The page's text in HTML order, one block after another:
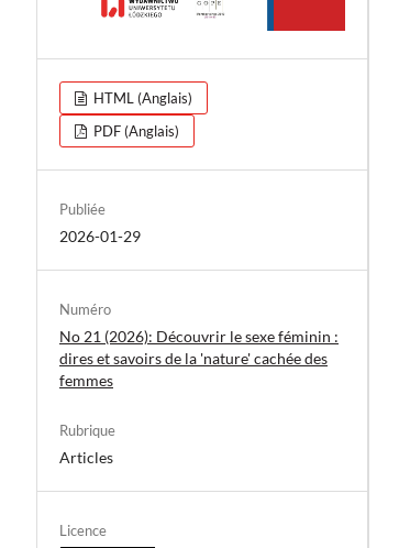
HTML (Anglais)
PDF (Anglais)
Publiée
2026-01-29
Numéro
No 21 (2026): Découvrir le sexe féminin :
dires et savoirs de la 'nature' cachée des
femmes
Rubrique
Articles
Licence